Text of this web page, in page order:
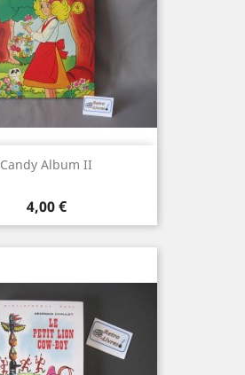
Candy Album II
Prix
4,00 €